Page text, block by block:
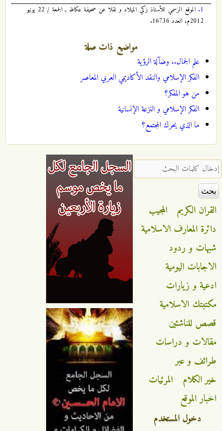
1.
الموقع الرسمي للأستاذ زكي الميلاد و نقلا عن صحيفة عكاظ ـ الجمعة / 22 يونيو
2012م، العدد 16736.
مواضيع ذات صلة
علم الجمال.. وضآلة الرؤية
الفكر الإسلامي والنقد الأكاديمي العربي المعاصر
من هو المفكر؟
الفكر الإسلامي و النزعة الإنسانية
ما الذي يحرك المجتمع؟
‏إدخال كلمات البحث ‏
القران الكريم
المجيب
دائرة المعارف الاسلامية
شبهات و ردود
الاجابات اليومية
ادعية و زيارات
مكتبتك الاسلامية
قصص للناشئين
مقالات و دراسات
طرائف و عبر
خير الكلام
المرئيات
اخبار الموقع
دخول المستخدم